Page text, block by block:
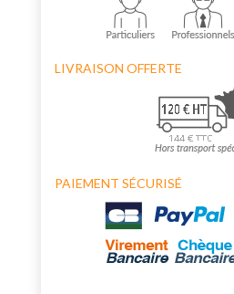
LIVRAISON OFFERTE
PAIEMENT SÉCURISÉ